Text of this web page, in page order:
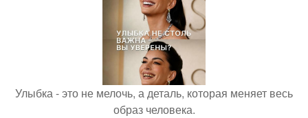
Улыбка - это не мелочь, а деталь, которая меняет весь
образ человека.